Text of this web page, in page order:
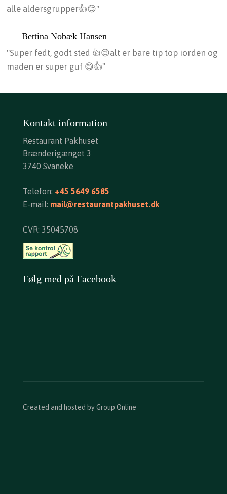
alle aldersgrupper👍😊"
Bettina Nobæk Hansen
"Super fedt, godt sted 👍😉alt er bare tip top iorden og
maden er super guf 😋👍"
​Kontakt information
Restaurant Pakhuset
Brænderigænget 3
3740 Svaneke
Telefon: +45 5649 6585
E-mail: mail@restaurantpakhuset.dk
CVR: 35045708
Følg med på Facebook
Created and hosted by Group Online